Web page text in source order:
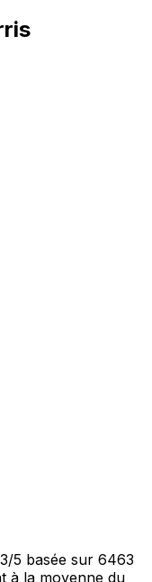
5 basée sur 6463
à la moyenne du